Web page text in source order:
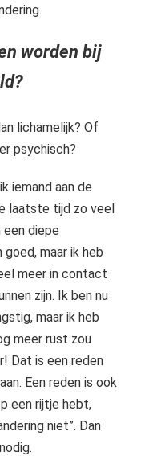
worden bij
lichamelijk? Of
psychisch?
iemand aan de
laatste tijd zo veel
diepe
maar ik heb
meer in contact
zijn. Ik ben nu
maar ik heb
meer rust zou
Dat is een reden
Een reden is ook
een rijtje hebt,
niet”. Dan